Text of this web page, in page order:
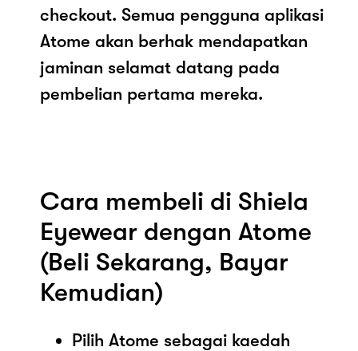
checkout. Semua pengguna aplikasi
Atome akan berhak mendapatkan
jaminan selamat datang pada
pembelian pertama mereka.
Cara membeli di Shiela
Eyewear dengan Atome
(Beli Sekarang, Bayar
Kemudian)
Pilih Atome sebagai kaedah